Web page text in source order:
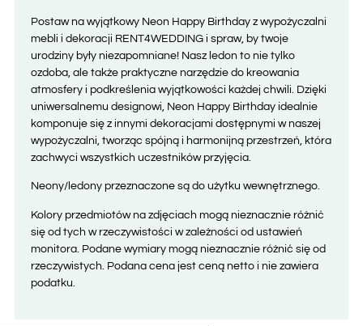
Postaw na wyjątkowy Neon Happy Birthday z wypożyczalni
mebli i dekoracji RENT4WEDDING i spraw, by twoje
urodziny były niezapomniane! Nasz ledon to nie tylko
ozdoba, ale także praktyczne narzędzie do kreowania
atmosfery i podkreślenia wyjątkowości każdej chwili. Dzięki
uniwersalnemu designowi, Neon Happy Birthday idealnie
komponuje się z innymi dekoracjami dostępnymi w naszej
wypożyczalni, tworząc spójną i harmonijną przestrzeń, która
zachwyci wszystkich uczestników przyjęcia.
Neony/ledony przeznaczone są do użytku wewnętrznego.
Kolory przedmiotów na zdjęciach mogą nieznacznie różnić
się od tych w rzeczywistości w zależności od ustawień
monitora. Podane wymiary mogą nieznacznie różnić się od
rzeczywistych. Podana cena jest ceną netto i nie zawiera
podatku.